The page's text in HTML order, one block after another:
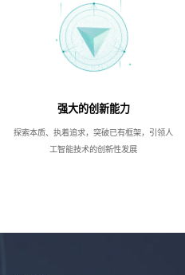
强大的创新能力
探索本质、执着追求，突破已有框架，引领人
工智能技术的创新性发展